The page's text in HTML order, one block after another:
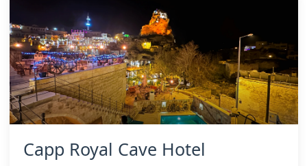
Capp Royal Cave Hotel